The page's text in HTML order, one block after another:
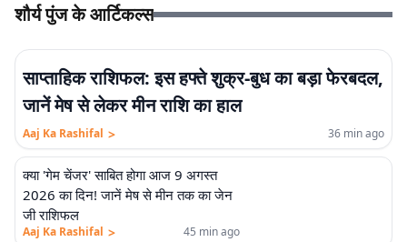
रोचक और भरोसेमंद तरीके से पाठकों तक पहुंचाया जाए.
शौर्य पुंज के आर्टिकल्स
साप्ताहिक राशिफल: इस हफ्ते शुक्र-बुध का बड़ा फेरबदल,
जानें मेष से लेकर मीन राशि का हाल
Aaj Ka Rashifal > 36 min ago
क्या 'गेम चेंजर' साबित होगा आज 9 अगस्त
2026 का दिन! जानें मेष से मीन तक का जेन
जी राशिफल
Aaj Ka Rashifal > 45 min ago